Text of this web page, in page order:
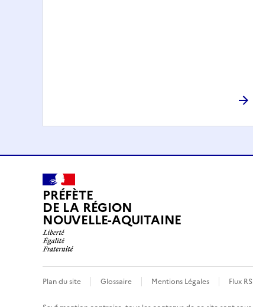
PRÉFÈTE
DE LA RÉGION
NOUVELLE-AQUITAINE
Plan du site Glossaire Mentions Légales Flux